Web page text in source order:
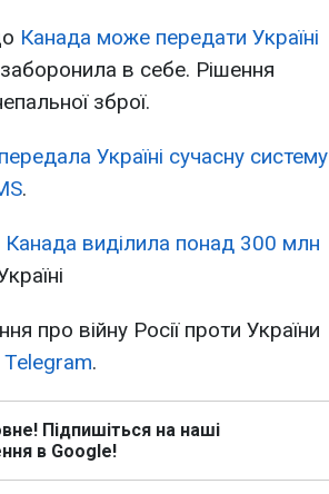
Канада може передати Україні
в себе. Рішення
зброї.
Україні сучасну систему
.
Канада виділила понад 300 млн
про війну Росії проти України
.
Підпишіться на наші
в Google!